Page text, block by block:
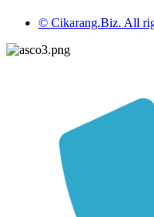
© Cikarang.Biz. All